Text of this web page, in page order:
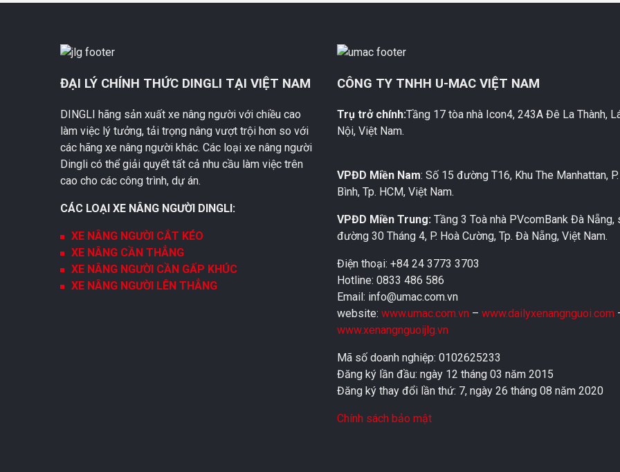
ĐẠI LÝ CHÍNH THỨC DINGLI TẠI VIỆT NAM
DINGLI hãng sản xuất xe nâng người với chiều cao
làm việc lý tưởng, tải trọng nâng vượt trội hơn so với
các hãng xe nâng người khác. Các loại xe nâng người
Dingli có thể giải quyết tất cả nhu cầu làm việc trên
cao cho các công trình, dự án.
CÁC LOẠI XE NÂNG NGƯỜI DINGLI:
XE NÂNG NGƯỜI CẮT KÉO
XE NÂNG CẦN THẲNG
XE NÂNG NGƯỜI CẦN GẤP KHÚC
XE NÂNG NGƯỜI LÊN THẲNG
CÔNG TY TNHH U-MAC VIỆT NAM
Trụ trở chính:Tầng 17 tòa nhà Icon4, 243A Đê La Thành,
Nội, Việt Nam.
VPĐD Miền Nam: Số 15 đường T16, Khu The Manhattan,
Bình, Tp. HCM, Việt Nam.
VPĐD Miền Trung: Tầng 3 Toà nhà PVcomBank Đà Nẵng,
đường 30 Tháng 4, P. Hoà Cường, Tp. Đà Nẵng, Việt Nam.
Điện thoại: +84 24 3773 3703
Hotline: 0833 486 586
Email: info@umac.com.vn
website: www.umac.com.vn – www.dailyxenangnguoi.com
www.xenangnguoijlg.vn
Mã số doanh nghiệp: 0102625233
Đăng ký lần đầu: ngày 12 tháng 03 năm 2015
Đăng ký thay đổi lần thứ: 7, ngày 26 tháng 08 năm 2020
Chính sách bảo mật